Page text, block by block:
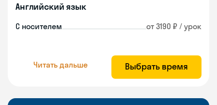
Английский язык
С носителем от 3190 ₽ / урок
Читать дальше Выбрать время